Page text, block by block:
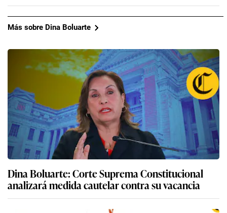
Más sobre Dina Boluarte
Dina Boluarte: Corte Suprema Constitucional
analizará medida cautelar contra su vacancia